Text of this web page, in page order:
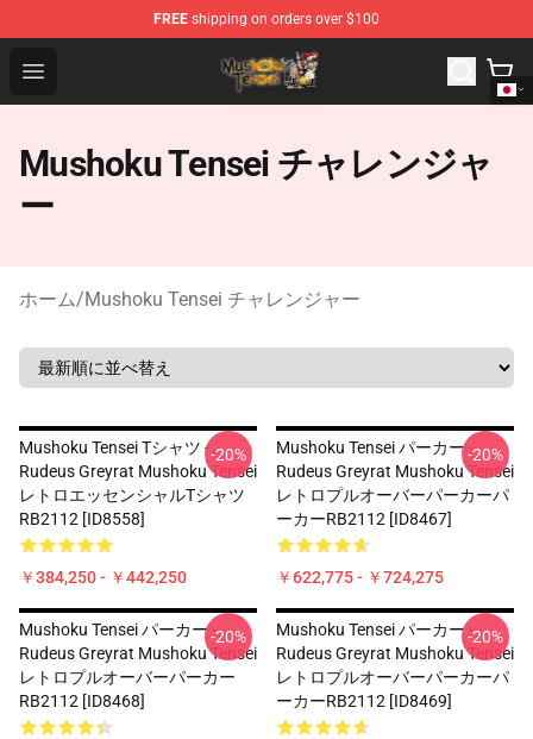
FREE shipping on orders over $100
Open menu
Mushoku Tensei Store - Official Mushoku Tensei
Mushoku Tensei チャレンジャ
ー
ホーム/Mushoku Tensei チャレンジャー
Mushoku Tensei Tシャツ -
Rudeus Greyrat Mushoku Tensei
レトロエッセンシャルTシャツ
RB2112 [ID8558]
￥384,250 - ￥442,250
-20%
Mushoku Tensei パーカー -
Rudeus Greyrat Mushoku Tensei
レトロプルオーバーパーカーパ
ーカーRB2112 [ID8467]
￥622,775 - ￥724,275
-20%
Mushoku Tensei パーカー -
Rudeus Greyrat Mushoku Tensei
レトロプルオーバーパーカー
RB2112 [ID8468]
-20%
Mushoku Tensei パーカー -
Rudeus Greyrat Mushoku Tensei
レトロプルオーバーパーカーパ
ーカーRB2112 [ID8469]
-20%